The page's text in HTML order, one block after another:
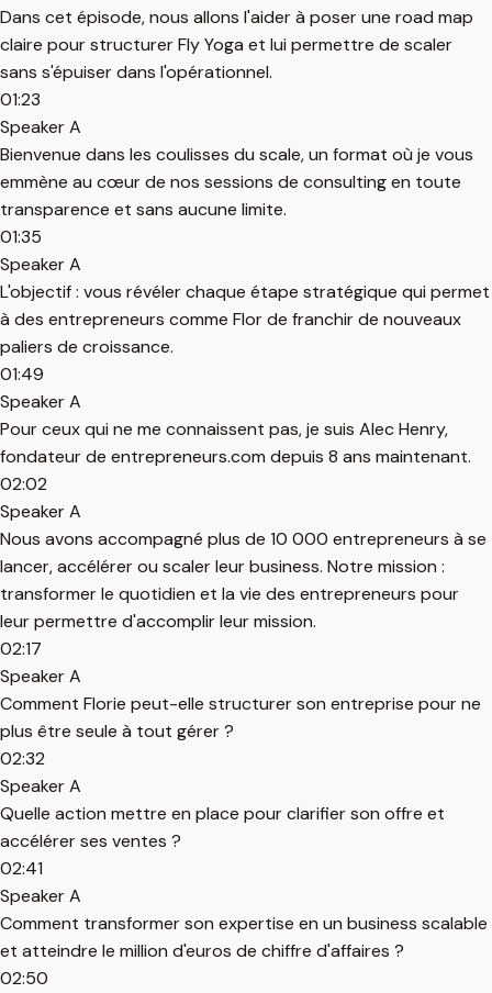
Dans cet épisode, nous allons l'aider à poser une road map
claire pour structurer Fly Yoga et lui permettre de scaler
sans s'épuiser dans l'opérationnel.
01:23
Speaker A
Bienvenue dans les coulisses du scale, un format où je vous
emmène au cœur de nos sessions de consulting en toute
transparence et sans aucune limite.
01:35
Speaker A
L'objectif : vous révéler chaque étape stratégique qui permet
à des entrepreneurs comme Flor de franchir de nouveaux
paliers de croissance.
01:49
Speaker A
Pour ceux qui ne me connaissent pas, je suis Alec Henry,
fondateur de entrepreneurs.com depuis 8 ans maintenant.
02:02
Speaker A
Nous avons accompagné plus de 10 000 entrepreneurs à se
lancer, accélérer ou scaler leur business. Notre mission :
transformer le quotidien et la vie des entrepreneurs pour
leur permettre d'accomplir leur mission.
02:17
Speaker A
Comment Florie peut-elle structurer son entreprise pour ne
plus être seule à tout gérer ?
02:32
Speaker A
Quelle action mettre en place pour clarifier son offre et
accélérer ses ventes ?
02:41
Speaker A
Comment transformer son expertise en un business scalable
et atteindre le million d'euros de chiffre d'affaires ?
02:50